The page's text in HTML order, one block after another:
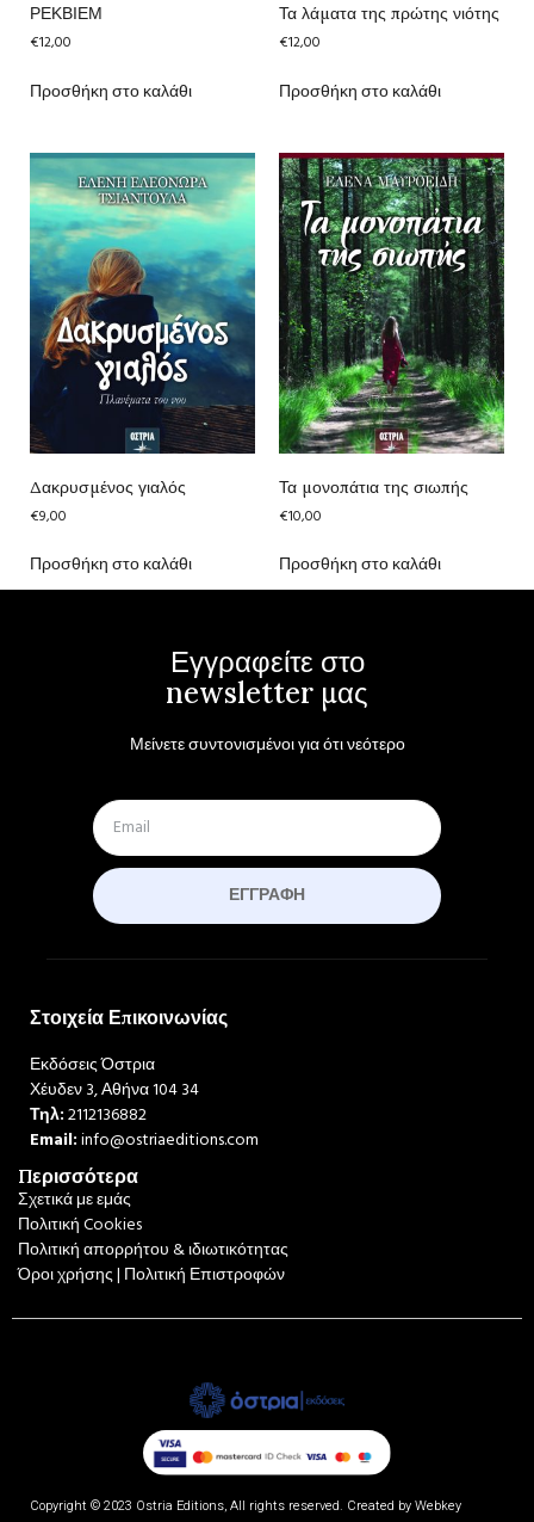
ΡΕΚΒΙΕΜ
€12,00
Προσθήκη στο καλάθι
Τα λάματα της πρώτης νιότης
€12,00
Προσθήκη στο καλάθι
Δακρυσμένος γιαλός
€9,00
Προσθήκη στο καλάθι
Τα μονοπάτια της σιωπής
€10,00
Προσθήκη στο καλάθι
Εγγραφείτε στο
newsletter μας
Μείνετε συντονισμένοι για ότι νεότερο
ΕΓΓΡΑΦΉ
Στοιχεία Επικοινωνίας
Εκδόσεις Όστρια
Χέυδεν 3, Αθήνα 104 34
Τηλ:2112136882
Email:info@ostriaeditions.com
Περισσότερα
Σχετικά με εμάς
Πολιτική Cookies
Πολιτική απορρήτου & ιδιωτικότητας
Όροι χρήσης | Πολιτική Επιστροφών
Copyright © 2023 Ostria Editions, All rights reserved. Created byWebkey